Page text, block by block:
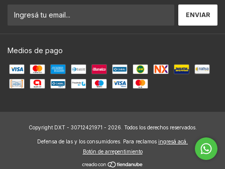
Medios de pago
Copyright DXT - 30712421971 - 2026. Todos los derechos reservados.
Defensa de las y los consumidores. Para reclamos ingresá acá.
Botón de arrepentimiento